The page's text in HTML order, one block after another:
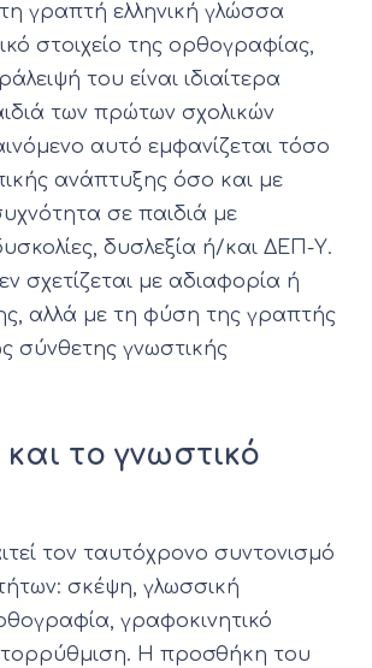
γραπτή ελληνική γλώσσα
στοιχείο της ορθογραφίας,
του είναι ιδιαίτερα
των πρώτων σχολικών
αυτό εμφανίζεται τόσο
ανάπτυξης όσο και με
σε παιδιά με
δυσλεξία ή/και ΔΕΠ-Υ.
σχετίζεται με αδιαφορία ή
αλλά με τη φύση της γραπτής
σύνθετης γνωστικής
το γνωστικό
τον ταυτόχρονο συντονισμό
σκέψη, γλωσσική
γραφοκινητικό
Η προσθήκη του